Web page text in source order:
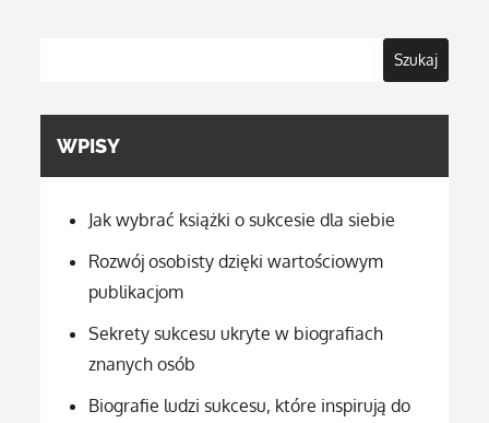
Szukaj
WPISY
Jak wybrać książki o sukcesie dla siebie
Rozwój osobisty dzięki wartościowym
publikacjom
Sekrety sukcesu ukryte w biografiach
znanych osób
Biografie ludzi sukcesu, które inspirują do